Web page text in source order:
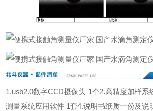
1.usb2.0数字CCD摄像头 1个2.高精度加样系
测量系统应用软件 1套4.说明书纸质一份及说